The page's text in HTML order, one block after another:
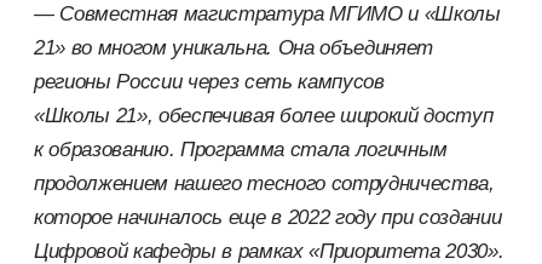
— Совместная магистратура МГИМО и «Школы
21» во многом уникальна. Она объединяет
регионы России через сеть кампусов
«Школы 21», обеспечивая более широкий доступ
к образованию. Программастала логичным
продолжением нашеготесного сотрудничества,
которое начиналось еще в 2022 году при создании
Цифровой кафедры в рамках «Приоритета 2030».